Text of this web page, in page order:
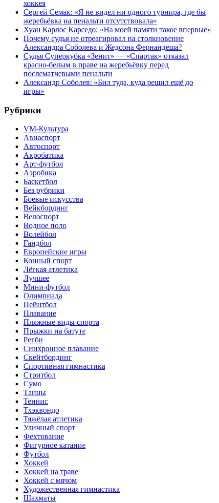
хоккея
Сергей Семак: «Я не видел ни одного турнира, где бы
жеребьёвка на пенальти отсутствовала»
Хуан Карлос Карседо: «На моей памяти такое впервые»
Почему судья не отреагировал на столкновение
Александра Соболева и Жедсона Фернандеша?
Судья Суперкубка «Зенит» — «Спартак» отказал
красно-белым в праве на жеребьёвку перед
послематчевыми пенальти
Александр Соболев: «Бил туда, куда решил ещё до
игры»
Рубрики
VM-Культура
Авиаспорт
Автоспорт
Акробатика
Арт-футбол
Аэробика
Баскетбол
Без рубрики
Боевые искусства
Вейкбординг
Велоспорт
Водное поло
Волейбол
Гандбол
Европейские игры
Конный спорт
Лёгкая атлетика
Лучшее
Мини-футбол
Олимпиада
Пейнтбол
Плавание
Пляжные виды спорта
Прыжки на батуте
Регби
Синхронное плавание
Скейтбординг
Спортивная гимнастика
Стритбол
Сумо
Танцы
Теннис
Тхэквондо
Тяжёлая атлетика
Уличный спорт
Фехтование
Фигурное катание
Футбол
Хоккей
Хоккей на траве
Хоккей с мячом
Художественная гимнастика
Шахматы